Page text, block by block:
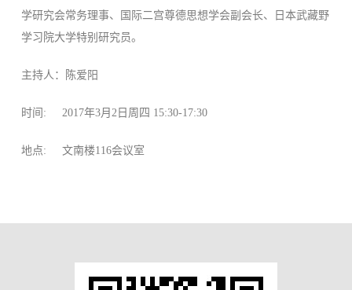
学研究会常务理事、国际二宫尊德思想学会副会长、日本武藏野
学习院大学特别研究员。
主持人：陈爱阳
时间: 2017年3月2日周四 15:30-17:30
地点: 文南楼116会议室